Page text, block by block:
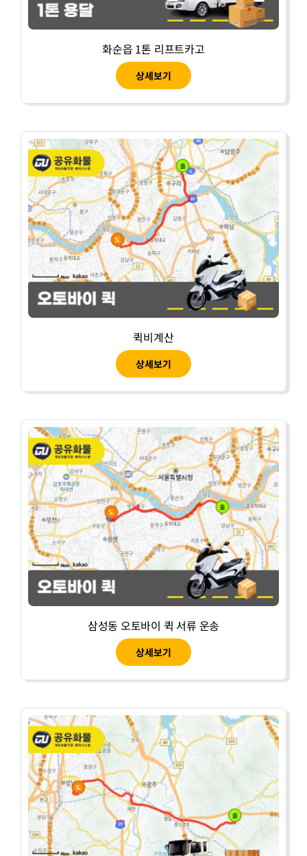
화순읍 1톤 리프트카고
상세보기
퀵비계산
상세보기
삼성동 오토바이 퀵 서류 운송
상세보기